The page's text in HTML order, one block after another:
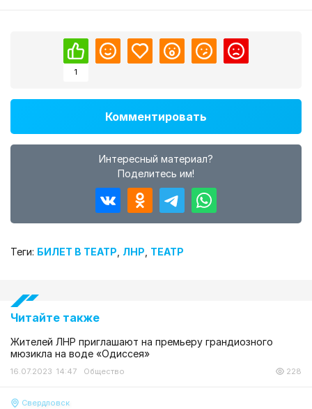
1
Комментировать
Интересный материал?
Поделитесь им!
Теги: БИЛЕТ В ТЕАТР ЛНР ТЕАТР
Читайте также
Жителей ЛНР приглашают на премьеру грандиозного
мюзикла на воде «Одиссея»
16.07.2023 14:47 Общество 228
Свердловск